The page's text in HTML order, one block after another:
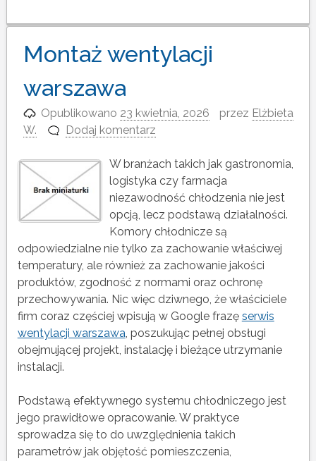
Montaż wentylacji
warszawa
Opublikowano 23 kwietnia, 2026 przez Elżbieta
W.
Dodaj komentarz
W branżach takich jak gastronomia,
logistyka czy farmacja
niezawodność chłodzenia nie jest
opcją, lecz podstawą działalności.
Komory chłodnicze są
odpowiedzialne nie tylko za zachowanie właściwej
temperatury, ale również za zachowanie jakości
produktów, zgodność z normami oraz ochronę
przechowywania. Nic więc dziwnego, że właściciele
firm coraz częściej wpisują w Google frazę serwis
wentylacji warszawa, poszukując pełnej obsługi
obejmującej projekt, instalację i bieżące utrzymanie
instalacji.
Podstawą efektywnego systemu chłodniczego jest
jego prawidłowe opracowanie. W praktyce
sprowadza się to do uwzględnienia takich
parametrów jak objętość pomieszczenia,